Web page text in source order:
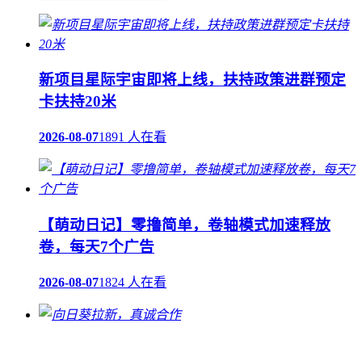
新项目星际宇宙即将上线，扶持政策进群预定
卡扶持20米
2026-08-071891 人在看
【萌动日记】零撸简单，卷轴模式加速释放
卷，每天7个广告
2026-08-071824 人在看